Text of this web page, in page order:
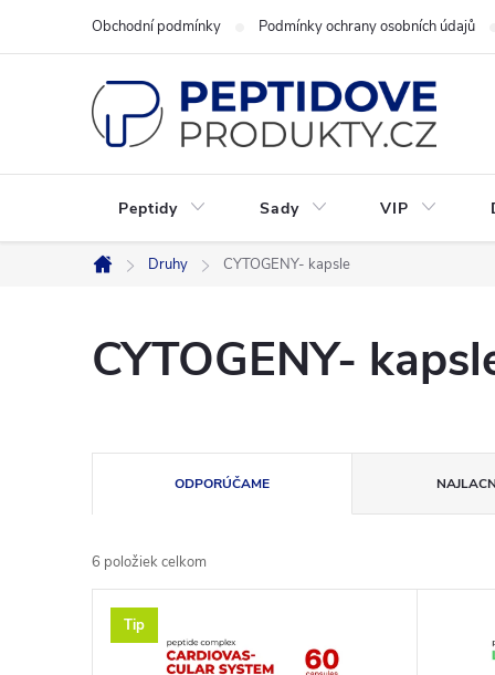
Obchodní podmínky Podmínky ochrany osobních údajů
Peptidy Sady VIP
Domov
Druhy CYTOGENY- kapsle
CYTOGENY-
a
d
e
ODPORÚČAME
6 položiek celkom
VTip